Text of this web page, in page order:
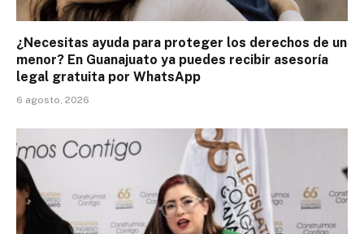
¿Necesitas ayuda para proteger los derechos de un
menor? En Guanajuato ya puedes recibir asesoría
legal gratuita por WhatsApp
6 agosto, 2026